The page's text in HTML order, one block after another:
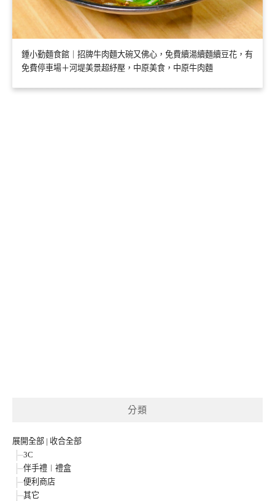
鍾小勤麵食館｜招牌牛肉麵大碗又佛心，免費續湯續麵續豆花，有
免費停車場＋河堤美景超紓壓，中原美食，中原牛肉麵
分類
展開全部 | 收合全部
3C
伴手禮︱禮盒
便利商店
其它